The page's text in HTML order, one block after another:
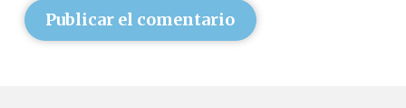
Publicar el comentario